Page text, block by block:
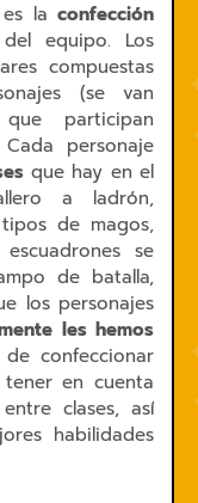
la confección
equipo. Los
compuestas
(se van
participan
personaje
que hay en el
a ladrón,
de magos,
se
de batalla,
los personajes
les hemos
confeccionar
tener en cuenta
clases, así
habilidades